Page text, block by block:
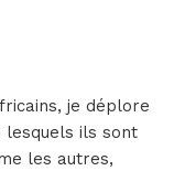
je déplore
lesquels ils sont
les autres,